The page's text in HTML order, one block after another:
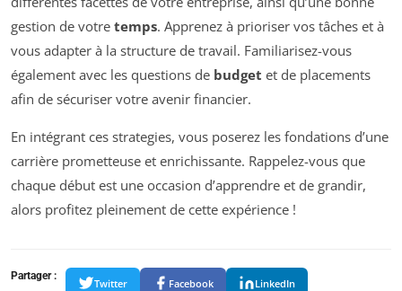
gestion de votre temps. Apprenez à prioriser vos tâches et à
vous adapter à la structure de travail. Familiarisez-vous
également avec les questions de budget et de placements
afin de sécuriser votre avenir financier.
En intégrant ces strategies, vous poserez les fondations d’une
carrière prometteuse et enrichissante. Rappelez-vous que
chaque début est une occasion d’apprendre et de grandir,
alors profitez pleinement de cette expérience !
Partager :
Twitter Facebook LinkedIn